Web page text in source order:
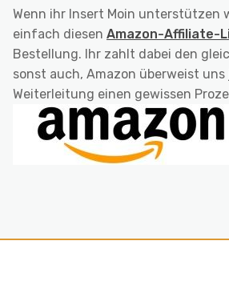
Wenn ihr Insert Moin unterstützen
einfach diesen Amazon-Affiliate-
Bestellung. Ihr zahlt dabei den
sonst auch, Amazon überweist
Weiterleitung einen gewissen